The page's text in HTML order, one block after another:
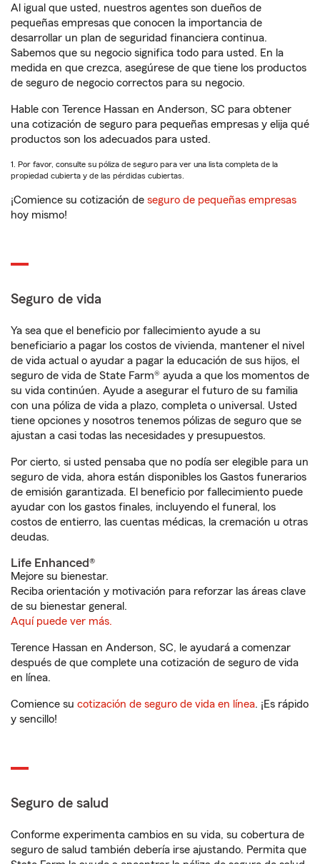
Al igual que usted, nuestros agentes son dueños de
pequeñas empresas que conocen la importancia de
desarrollar un plan de seguridad financiera continua.
Sabemos que su negocio significa todo para usted. En la
medida en que crezca, asegúrese de que tiene los productos
de seguro de negocio correctos para su negocio.
Hable con Terence Hassan en Anderson, SC para obtener
una cotización de seguro para pequeñas empresas y elija qué
productos son los adecuados para usted.
1. Por favor, consulte su póliza de seguro para ver una lista completa de la
propiedad cubierta y de las pérdidas cubiertas.
¡Comience su cotización de seguro de pequeñas empresas
hoy mismo!
Seguro de vida
Ya sea que el beneficio por fallecimiento ayude a su
beneficiario a pagar los costos de vivienda, mantener el nivel
de vida actual o ayudar a pagar la educación de sus hijos, el
seguro de vida de State Farm® ayuda a que los momentos de
su vida continúen. Ayude a asegurar el futuro de su familia
con una póliza de vida a plazo, completa o universal. Usted
tiene opciones y nosotros tenemos pólizas de seguro que se
ajustan a casi todas las necesidades y presupuestos.
Por cierto, si usted pensaba que no podía ser elegible para un
seguro de vida, ahora están disponibles los Gastos funerarios
de emisión garantizada. El beneficio por fallecimiento puede
ayudar con los gastos finales, incluyendo el funeral, los
costos de entierro, las cuentas médicas, la cremación u otras
deudas.
Life Enhanced®
Mejore su bienestar.
Reciba orientación y motivación para reforzar las áreas clave
de su bienestar general.
Aquí puede ver más.
Terence Hassan en Anderson, SC, le ayudará a comenzar
después de que complete una cotización de seguro de vida
en línea.
Comience su cotización de seguro de vida en línea. ¡Es rápido
y sencillo!
Seguro de salud
Conforme experimenta cambios en su vida, su cobertura de
seguro de salud también debería irse ajustando. Permita que